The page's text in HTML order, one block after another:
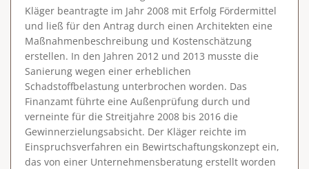
Kläger beantragte im Jahr 2008 mit Erfolg Fördermittel
und ließ für den Antrag durch einen Architekten eine
Maßnahmenbeschreibung und Kostenschätzung
erstellen. In den Jahren 2012 und 2013 musste die
Sanierung wegen einer erheblichen
Schadstoffbelastung unterbrochen worden. Das
Finanzamt führte eine Außenprüfung durch und
verneinte für die Streitjahre 2008 bis 2016 die
Gewinnerzielungsabsicht. Der Kläger reichte im
Einspruchsverfahren ein Bewirtschaftungskonzept ein,
das von einer Unternehmensberatung erstellt worden